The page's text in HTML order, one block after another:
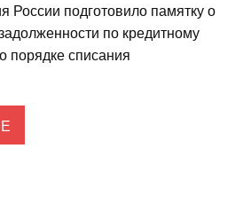
России подготовило памятку о
по кредитному
порядке списания